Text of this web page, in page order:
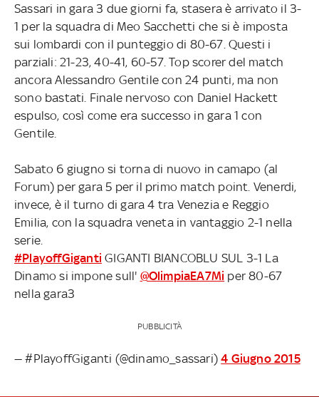
Sassari in gara 3 due giorni fa, stasera è arrivato il 3-
1 per la squadra di Meo Sacchetti che si è imposta
sui lombardi con il punteggio di 80-67. Questi i
parziali: 21-23, 40-41, 60-57. Top scorer del match
ancora Alessandro Gentile con 24 punti, ma non
sono bastati. Finale nervoso con Daniel Hackett
espulso, così come era successo in gara 1 con
Gentile.
Sabato 6 giugno si torna di nuovo in camapo (al
Forum) per gara 5 per il primo match point. Venerdi,
invece, è il turno di gara 4 tra Venezia e Reggio
Emilia, con la squadra veneta in vantaggio 2-1 nella
serie.
#PlayoffGiganti GIGANTI BIANCOBLU SUL 3-1 La
Dinamo si impone sull' @OlimpiaEA7Mi per 80-67
nella gara3
PUBBLICITÀ
— #PlayoffGiganti (@dinamo_sassari)4 Giugno 2015